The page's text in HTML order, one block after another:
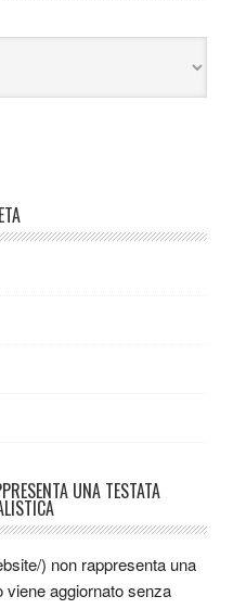
UNA TESTATA
) non rappresenta una
viene aggiornato senza